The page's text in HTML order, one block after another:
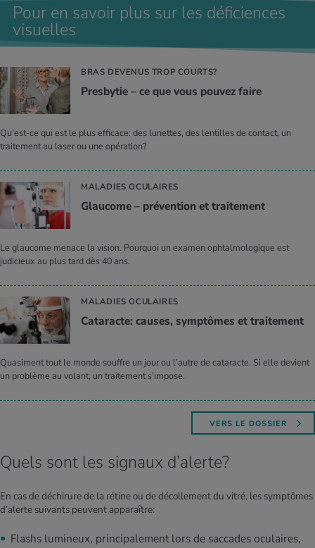
Pour en savoir plus sur les déficiences
visuelles
BRAS DEVENUS TROP COURTS?
Pres­by­tie – ce que vous pou­vez faire
Qu’est-ce qui est le plus efficace: des lunettes, des lentilles de contact, un
traitement au laser ou une opération?
MALADIES OCULAIRES
Glau­come – pré­ven­tion et trai­te­ment
Le glaucome menace la vision. Pourquoi un examen ophtalmologique est
judicieux au plus tard dès 40 ans.
MALADIES OCULAIRES
Cata­racte: causes, symp­tômes et trai­te­ment
Quasiment tout le monde souffre un jour ou l’autre de cataracte. Si elle devient
un problème au volant, un traitement s’impose.
VERS LE DOSSIER
Quels sont les signaux d’alerte?
En cas de déchirure de la rétine ou de décollement du vitré, les symptômes
d’alerte suivants peuvent apparaître:
Flashs lumineux, principalement lors de saccades oculaires,